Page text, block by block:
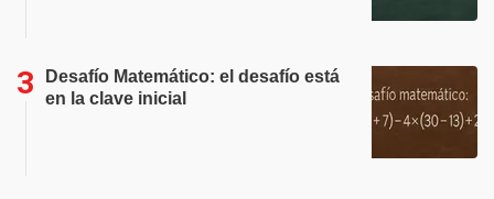
Desafío Matemático: el desafío está
en la clave inicial